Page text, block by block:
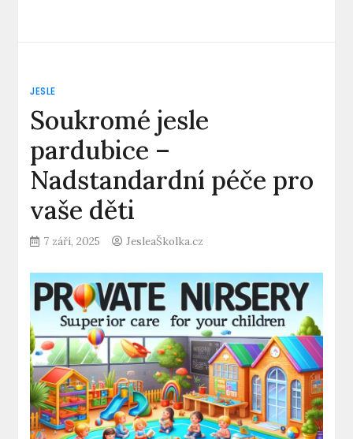
JESLE
Soukromé jesle
pardubice –
Nadstandardní péče pro
vaše děti
7 září, 2025 JesleaŠkolka.cz